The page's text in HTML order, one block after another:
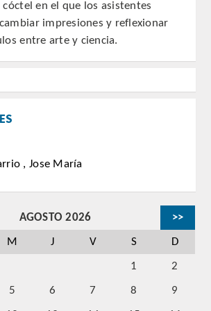
en el que los asistentes
impresiones y reflexionar
entre arte y ciencia.
, Jose María
AGOSTO 2026 >>
M J V S D
1 2
5 6 7 8 9